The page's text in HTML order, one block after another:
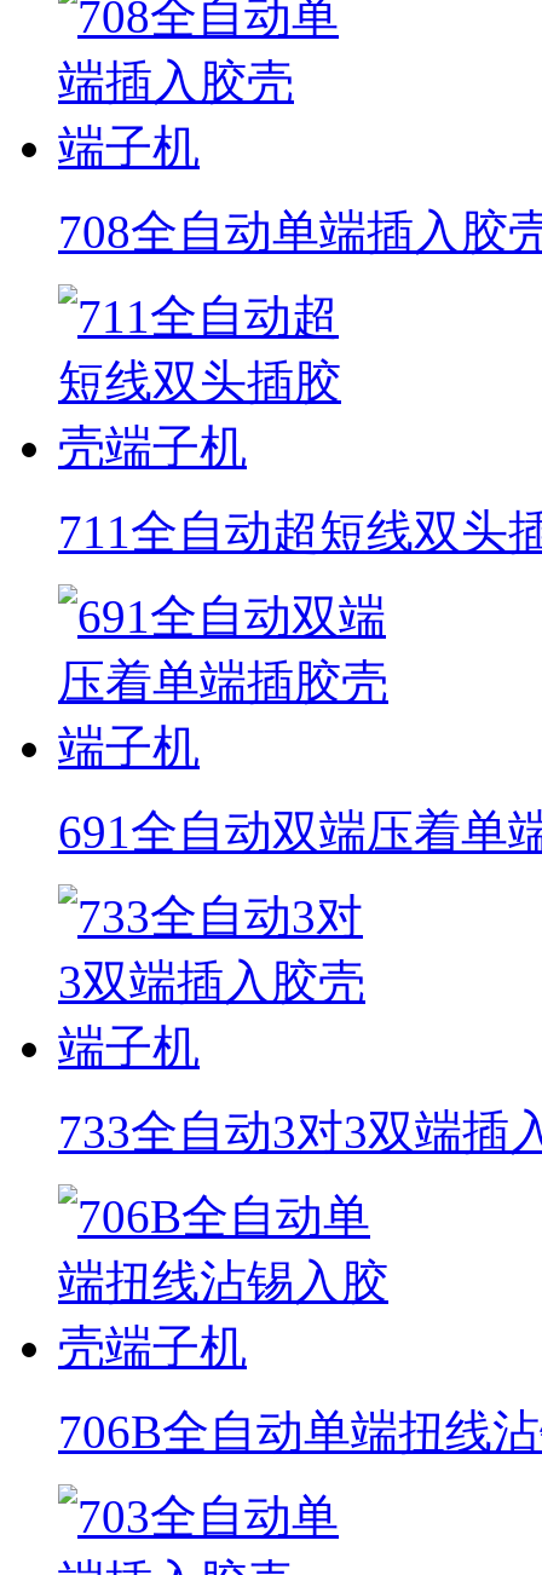
708全自动单端插入胶
711全自动超短线双头
691全自动双端压着单
733全自动3对3双端插
706B全自动单端扭线